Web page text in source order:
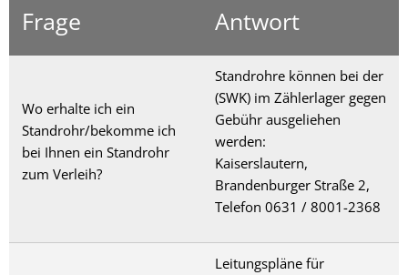
Frage
Antwort
Wo erhalte ich ein
Standrohr/bekomme ich
bei Ihnen ein Standrohr
zum Verleih?
Standrohre können bei der
(SWK) im Zählerlager gegen
Gebühr ausgeliehen
werden:
Kaiserslautern,
Brandenburger Straße 2,
Telefon 0631 / 8001-2368
Leitungspläne für